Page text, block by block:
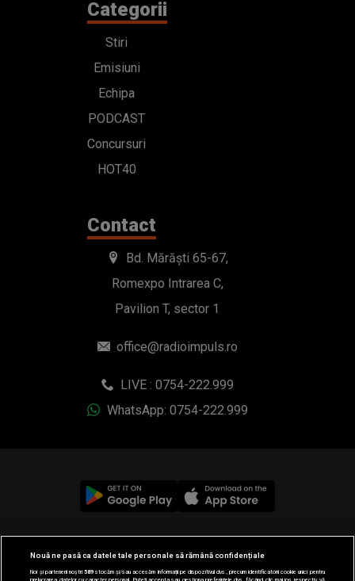
Categorii
Stiri
Emisiuni
Echipa
PODCAST
Concursuri
HOT40
Contact
Bd. Mărăști 65-67,
Romexpo Intrarea C,
Pavilion T, sector 1
office@radioimpuls.ro
LIVE : 0754-222.999
WhatsApp: 0754-222.999
© 2019-2026 DOGAN MEDIA INTERNATIONAL SA, Toate
drepturile rezervate.
Nouă ne pasă ca datele tale personale să rămână confidențiale
Noi și partenerii noștri589stocăm și/sau accesăm informații pe dispozitivul dvs., precum identificatorii cookie unici pentru
prelucrarea datelor cu caracter personal. Puteți accepta sau gestiona preferințele dvs. făcând clic mai jos, respectiv vă